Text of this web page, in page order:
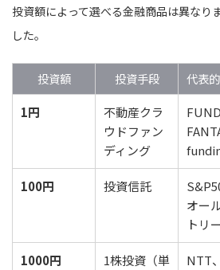
投資額によって選べる金融商品は異なり
した。
投資額 投資手段 代表
1円
不動産クラ
ウドファン
ディング
100円 投資信託
オー
トリー
1000円
1株投資（単
NTT